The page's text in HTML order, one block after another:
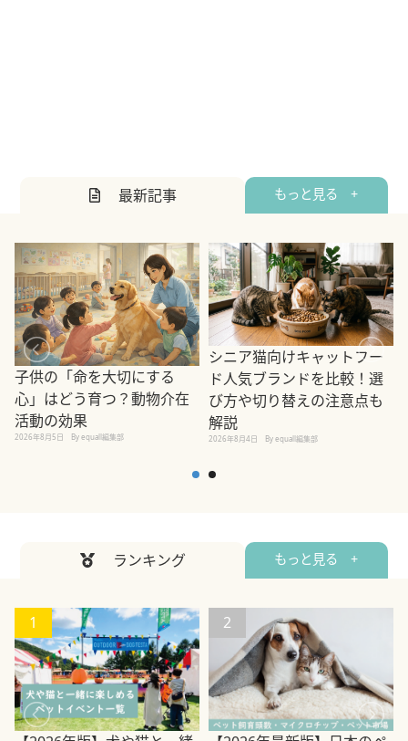
最新記事 もっと見る +
子供の「命を大切にする
心」はどう育つ？動物介在
活動の効果
2026年8月5日 By equall編集部
シニア猫向けキャットフー
ド人気ブランドを比較！選
び方や切り替えの注意点も
解説
2026年8月4日 By equall編集部
ランキング もっと見る +
1 2